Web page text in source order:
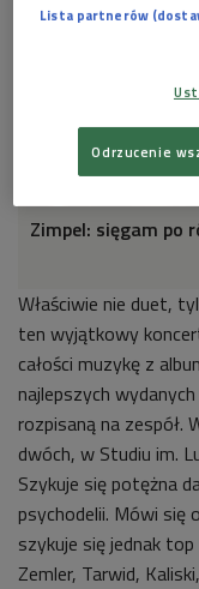
Zimpel: sięgam po
Właściwie nie duet,
ten wyjątkowy
całości muzykę z
najlepszych
rozpisaną na zespół.
dwóch, w Studiu im.
Szykuje się potężna
psychodelii. Mówi się
szykuje się jednak
Zemler, Tarwid,
Lista partnerów
Odrzucenie